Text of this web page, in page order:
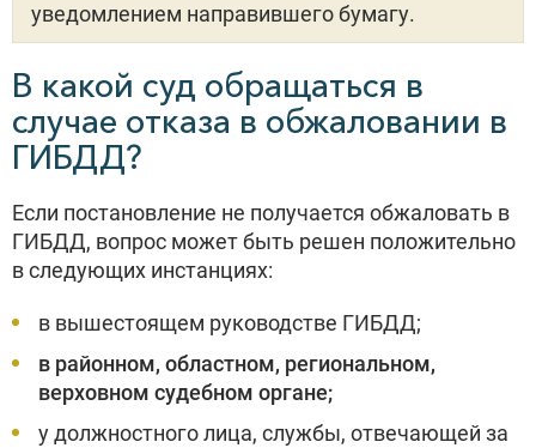
уведомлением направившего бумагу.
В какой суд обращаться в
случае отказа в обжаловании в
ГИБДД?
Если постановление не получается обжаловать в
ГИБДД, вопрос может быть решен положительно
в следующих инстанциях:
в вышестоящем руководстве ГИБДД;
в районном, областном, региональном,
верховном судебном органе;
у должностного лица, службы, отвечающей за